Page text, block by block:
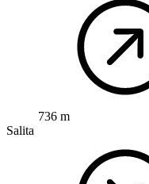
736 m
Salita